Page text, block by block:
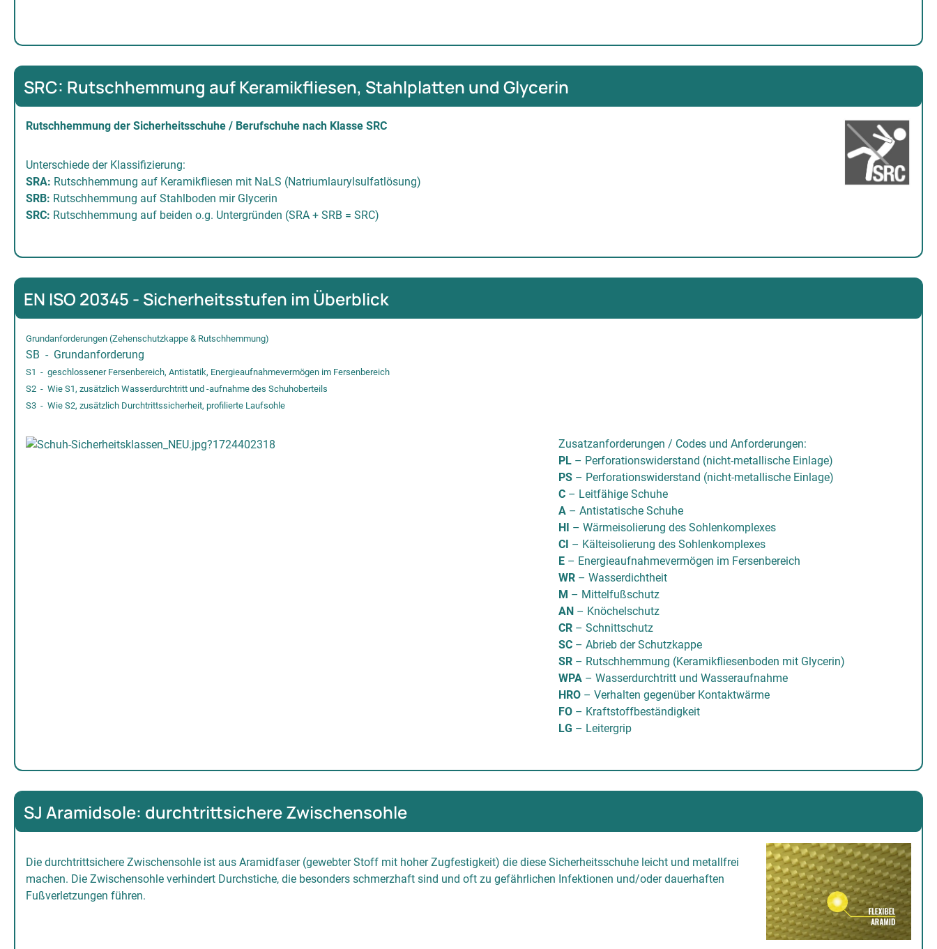
SRC: Rutschhemmung auf Keramikfliesen, Stahlplatten und Glycerin
Rutschhemmung der Sicherheitsschuhe / Berufschuhe nach Klasse SRC
Unterschiede der Klassifizierung:
SRA: Rutschhemmung auf Keramikfliesen mit NaLS (Natriumlaurylsulfatlösung)
SRB: Rutschhemmung auf Stahlboden mir Glycerin
SRC: Rutschhemmung auf beiden o.g. Untergründen (SRA + SRB = SRC)
EN ISO 20345 - Sicherheitsstufen im Überblick
Grundanforderungen (Zehenschutzkappe & Rutschhemmung)
SB - Grundanforderung
S1 - geschlossener Fersenbereich, Antistatik, Energieaufnahmevermögen im Fersenbereich
S2 - Wie S1, zusätzlich Wasserdurchtritt und -aufnahme des Schuhoberteils
S3 - Wie S2, zusätzlich Durchtrittssicherheit, profilierte Laufsohle
Zusatzanforderungen / Codes und Anforderungen:
PL – Perforationswiderstand (nicht-metallische Einlage)
PS – Perforationswiderstand (nicht-metallische Einlage)
C – Leitfähige Schuhe
A – Antistatische Schuhe
HI – Wärmeisolierung des Sohlenkomplexes
CI – Kälteisolierung des Sohlenkomplexes
E – Energieaufnahmevermögen im Fersenbereich
WR – Wasserdichtheit
M – Mittelfußschutz
AN – Knöchelschutz
CR – Schnittschutz
SC – Abrieb der Schutzkappe
SR – Rutschhemmung (Keramikfliesenboden mit Glycerin)
WPA – Wasserdurchtritt und Wasseraufnahme
HRO – Verhalten gegenüber Kontaktwärme
FO – Kraftstoffbeständigkeit
LG – Leitergrip
SJ Aramidsole: durchtrittsichere Zwischensohle
Die durchtrittsichere Zwischensohle ist aus Aramidfaser (gewebter Stoff mit hoher Zugfestigkeit) die diese Sicherheitsschuhe leicht und metallfrei
machen. Die Zwischensohle verhindert Durchstiche, die besonders schmerzhaft sind und oft zu gefährlichen Infektionen und/oder dauerhaften
Fußverletzungen führen.